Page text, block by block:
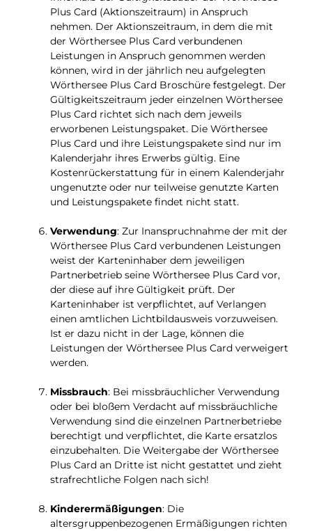
Plus Card (Aktionszeitraum) in Anspruch
nehmen. Der Aktionszeitraum, in dem die mit
der Wörthersee Plus Card verbundenen
Leistungen in Anspruch genommen werden
können, wird in der jährlich neu aufgelegten
Wörthersee Plus Card Broschüre festgelegt. Der
Gültigkeitszeitraum jeder einzelnen Wörthersee
Plus Card richtet sich nach dem jeweils
erworbenen Leistungspaket. Die Wörthersee
Plus Card und ihre Leistungspakete sind nur im
Kalenderjahr ihres Erwerbs gültig. Eine
Kostenrückerstattung für in einem Kalenderjahr
ungenutzte oder nur teilweise genutzte Karten
und Leistungspakete findet nicht statt.
Verwendung: Zur Inanspruchnahme der mit der
Wörthersee Plus Card verbundenen Leistungen
weist der Karteninhaber dem jeweiligen
Partnerbetrieb seine Wörthersee Plus Card vor,
der diese auf ihre Gültigkeit prüft. Der
Karteninhaber ist verpflichtet, auf Verlangen
einen amtlichen Lichtbildausweis vorzuweisen.
Ist er dazu nicht in der Lage, können die
Leistungen der Wörthersee Plus Card verweigert
werden.
Missbrauch: Bei missbräuchlicher Verwendung
oder bei bloßem Verdacht auf missbräuchliche
Verwendung sind die einzelnen Partnerbetriebe
berechtigt und verpflichtet, die Karte ersatzlos
einzubehalten. Die Weitergabe der Wörthersee
Plus Card an Dritte ist nicht gestattet und zieht
strafrechtliche Folgen nach sich!
Kinderermäßigungen: Die
altersgruppenbezogenen Ermäßigungen richten